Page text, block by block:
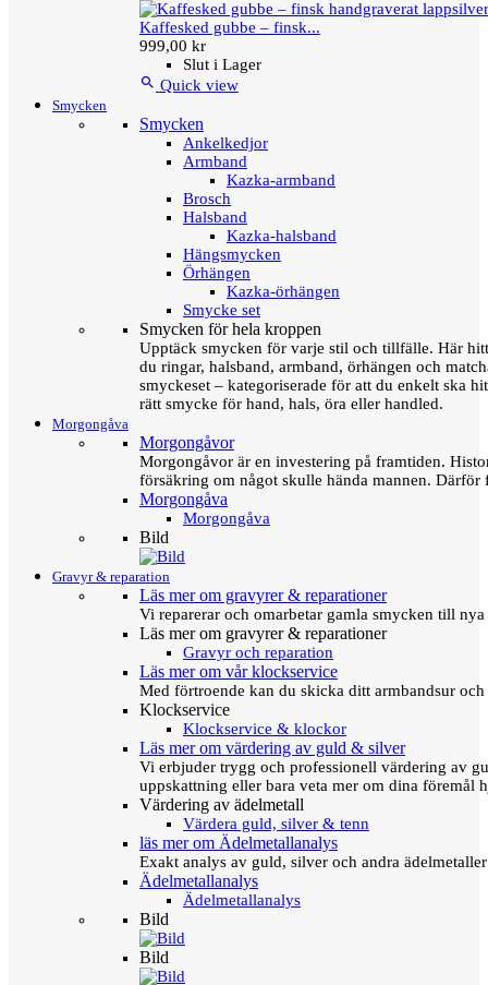
Kaffesked gubbe – finsk...
999,00 kr
Slut i Lager
 Quick view
Smycken
Smycken
Ankelkedjor
Armband
Kazka-armband
Brosch
Halsband
Kazka-halsband
Hängsmycken
Örhängen
Kazka-örhängen
Smycke set
Smycken för hela kroppen
Upptäck smycken för varje stil och tillfälle. Här
du ringar, halsband, armband, örhängen och
smyckeset – kategoriserade för att du enkelt ska
rätt smycke för hand, hals, öra eller handled.
Morgongåva
Morgongåvor
Morgongåvor är en investering på framtiden.
försäkring om något skulle hända mannen.
Morgongåva
Morgongåva
Bild
Gravyr & reparation
Läs mer om gravyrer & reparationer
Vi reparerar och omarbetar gamla smycken till
Läs mer om gravyrer & reparationer
Gravyr och reparation
Läs mer om vår klockservice
Med förtroende kan du skicka ditt armbandsur
Klockservice
Klockservice & klockor
Läs mer om värdering av guld & silver
Vi erbjuder trygg och professionell värdering av
uppskattning eller bara veta mer om dina föremål
Värdering av ädelmetall
Värdera guld, silver & tenn
läs mer om Ädelmetallanalys
Exakt analys av guld, silver och andra
Ädelmetallanalys
Ädelmetallanalys
Bild
Bild